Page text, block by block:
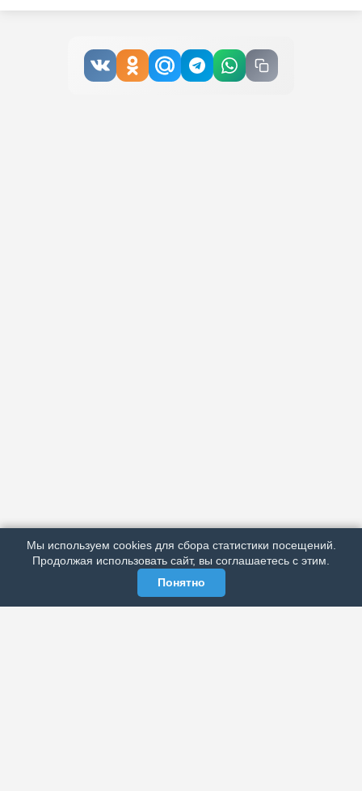
РЕКЛАМА У НАС
МЫ В СОЦСЕТЯХ
Мы используем cookies для сбора статистики посещений.
Продолжая использовать сайт, вы соглашаетесь с этим.
Понятно